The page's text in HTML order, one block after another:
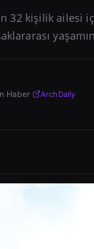
32 kişilik ailesi
Haber· ArchDaily